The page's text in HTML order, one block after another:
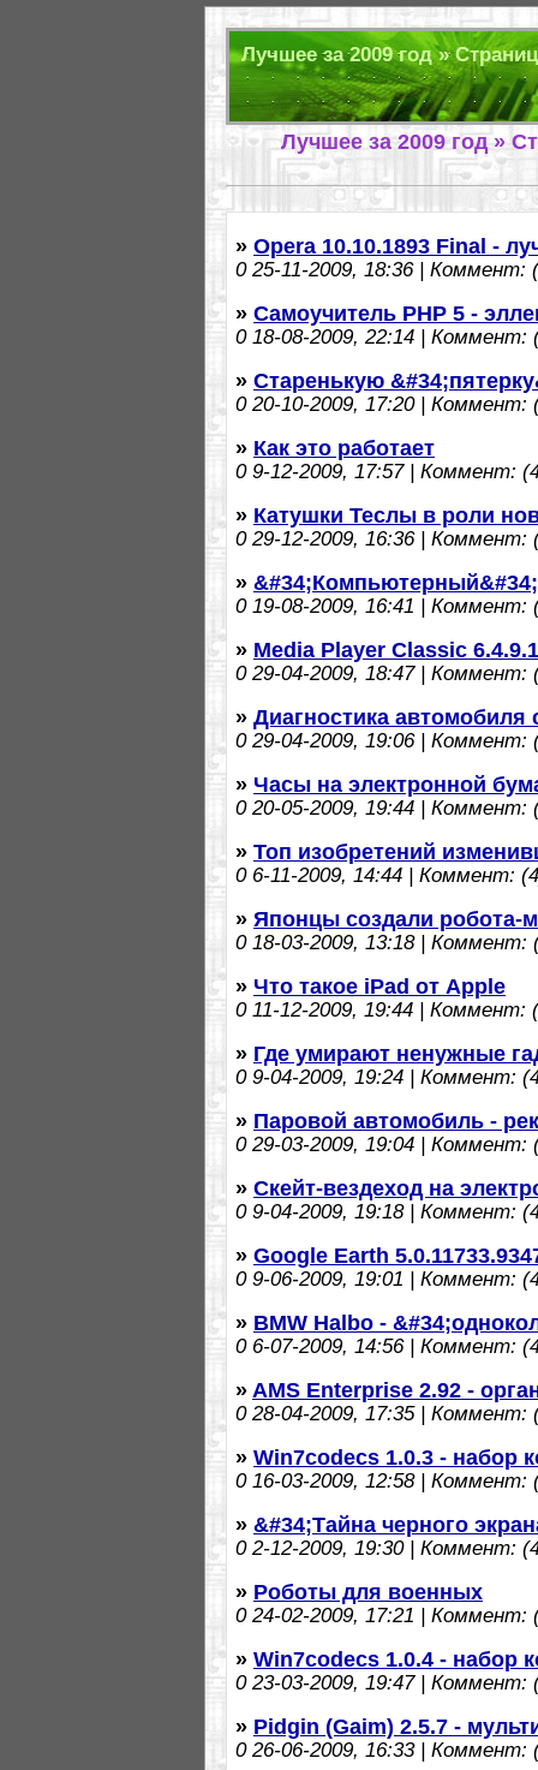
Лучшее за 2009 год »
Лучшее за 2009 год »
» Opera 10.10.1893 Final -
025-11-2009, 18:36 | Коммент:
» Самоучитель PHP 5 -
018-08-2009, 22:14 | Коммент:
» Старенькую
020-10-2009, 17:20 | Коммент:
» Как это работает
09-12-2009, 17:57 | Коммент:
» Катушки Теслы в роли
029-12-2009, 16:36 | Коммент:
»
019-08-2009, 16:41 | Коммент:
» Media Player Classic
029-04-2009, 18:47 | Коммент:
» Диагностика
029-04-2009, 19:06 | Коммент:
» Часы на электронной
020-05-2009, 19:44 | Коммент:
» Топ изобретений
06-11-2009, 14:44 | Коммент:
» Японцы создали робота-
018-03-2009, 13:18 | Коммент:
» Что такое iPad от Apple
011-12-2009, 19:44 | Коммент:
» Где умирают ненужные
09-04-2009, 19:24 | Коммент:
» Паровой автомобиль -
029-03-2009, 19:04 | Коммент:
» Скейт-вездеход на
09-04-2009, 19:18 | Коммент:
» Google Earth
09-06-2009, 19:01 | Коммент:
» BMW Halbo -
06-07-2009, 14:56 | Коммент:
» AMS Enterprise 2.92 -
028-04-2009, 17:35 | Коммент:
» Win7codecs 1.0.3 - набор
016-03-2009, 12:58 | Коммент:
» &#34;Тайна черного
02-12-2009, 19:30 | Коммент:
» Роботы для военных
024-02-2009, 17:21 | Коммент:
» Win7codecs 1.0.4 - набор
023-03-2009, 19:47 | Коммент:
» Pidgin (Gaim) 2.5.7 -
026-06-2009, 16:33 | Коммент: